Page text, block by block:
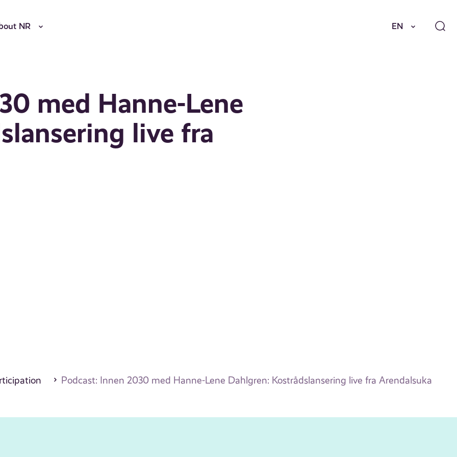
NR EN
med Hanne-Lene
live fra
Podcast: Innen 2030 med Hanne-Lene Dahlgren: Kostrådslansering live fra Arendalsuka